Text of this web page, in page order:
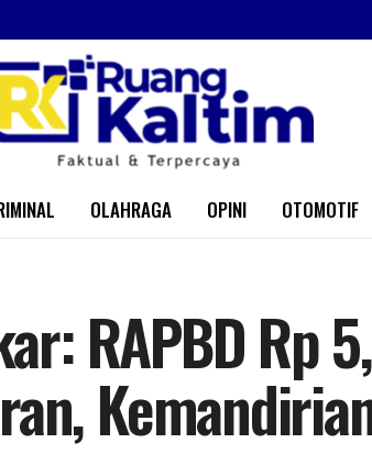
OLAHRAGA OPINI OTOMOTIF
RAPBD Rp